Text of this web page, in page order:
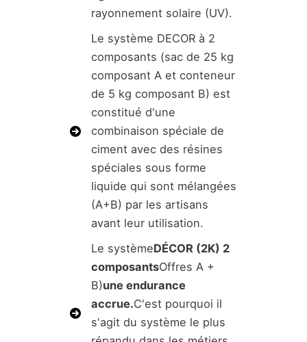
rayonnement solaire (UV).
Le système DECOR à 2
composants (sac de 25 kg
composant A et conteneur
de 5 kg composant B) est
constitué d'une
combinaison spéciale de
ciment avec des résines
spéciales sous forme
liquide qui sont mélangées
(A+B) par les artisans
avant leur utilisation.
Le systèmeDÉCOR (2K) 2
composantsOffres A +
B)une endurance
accrue.C'est pourquoi il
s'agit du système le plus